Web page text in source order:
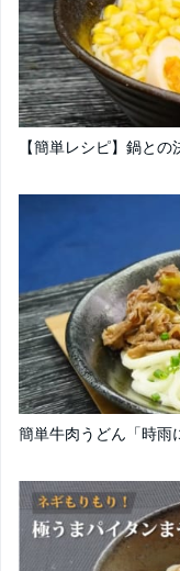
【簡単レシピ】鍋と
簡単牛肉うどん「時雨